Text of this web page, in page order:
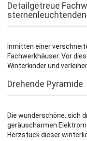
Detailgetreue
sternenleuchtenden
Inmitten einer
Fachwerkhäuser. Vor
Winterkinder und
Drehende Pyramide
Die wunderschöne, sich
geräuscharmen
Herzstück dieser